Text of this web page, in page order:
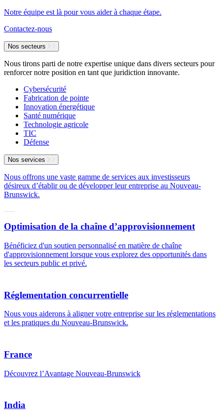
Notre équipe est là pour vous aider à chaque étape.
Contactez-nous
Nos secteurs
Nous tirons parti de notre expertise unique dans divers secteurs pour
renforcer notre position en tant que juridiction innovante.
Cybersécurité
Fabrication de pointe
Innovation énergétique
Santé numérique
Technologie agricole
TIC
Défense
Nos services
Nous offrons une vaste gamme de services aux investisseurs
désireux d’établir ou de développer leur entreprise au Nouveau-
Brunswick.
Optimisation de la chaîne d’approvisionnement
Bénéficiez d'un soutien personnalisé en matière de chaîne
d'approvisionnement lorsque vous explorez des opportunités dans
les secteurs public et privé.
Réglementation concurrentielle
Nous vous aiderons à aligner votre entreprise sur les réglementations
et les pratiques du Nouveau-Brunswick.
France
Découvrez l’Avantage Nouveau-Brunswick
India